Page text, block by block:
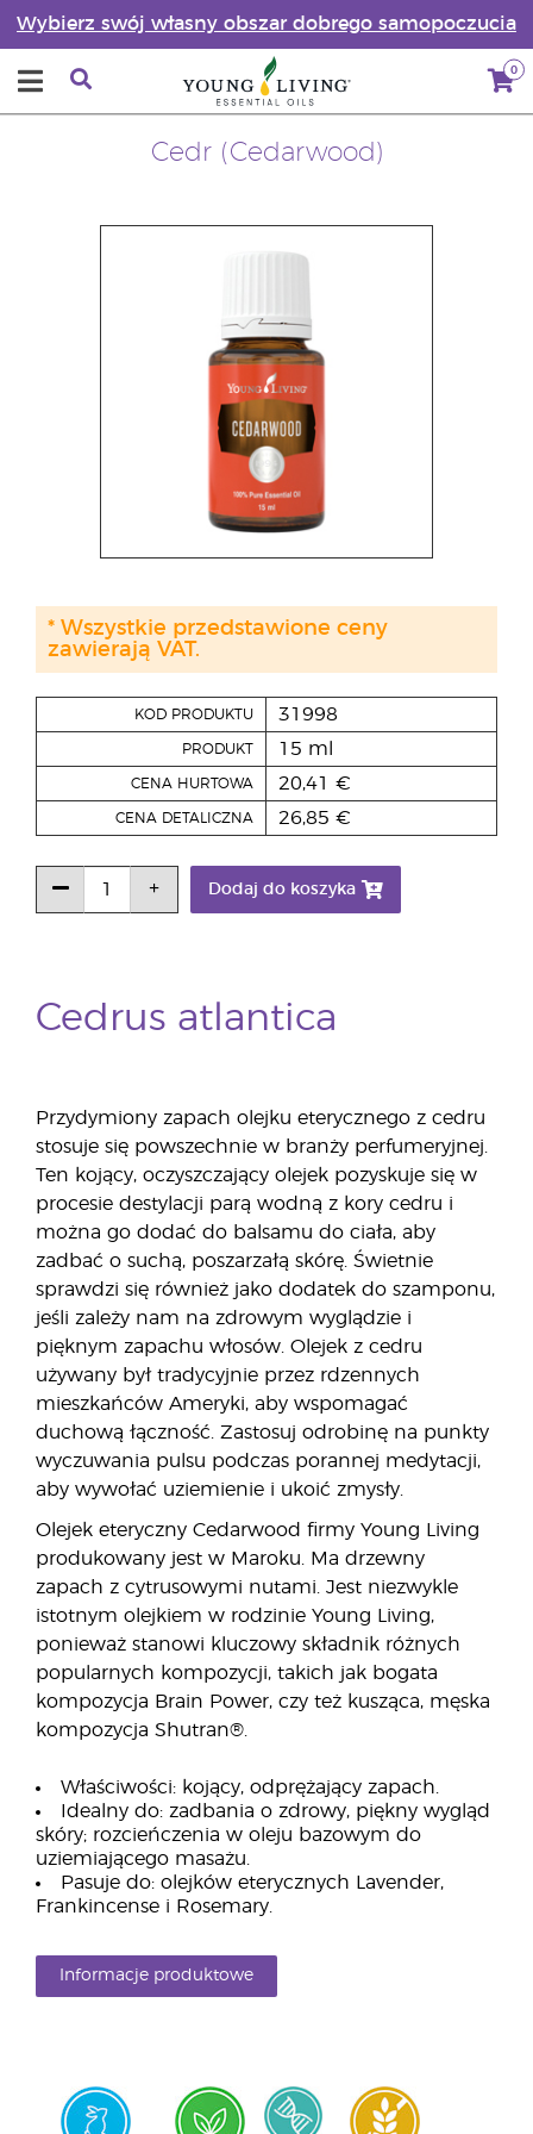
Wybierz swój własny obszar dobrego samopoczucia
0
Cedr (Cedarwood)
Cedrus atlantica
Przydymiony zapach olejku eterycznego z cedru
stosuje się powszechnie w branży perfumeryjnej.
Ten kojący, oczyszczający olejek pozyskuje się w
procesie destylacji parą wodną z kory cedru i
można go dodać do balsamu do ciała, aby
zadbać o suchą, poszarzałą skórę. Świetnie
sprawdzi się również jako dodatek do szamponu,
jeśli zależy nam na zdrowym wyglądzie i
pięknym zapachu włosów. Olejek z cedru
używany był tradycyjnie przez rdzennych
mieszkańców Ameryki, aby wspomagać
duchową łączność. Zastosuj odrobinę na punkty
wyczuwania pulsu podczas porannej medytacji,
aby wywołać uziemienie i ukoić zmysły.
Olejek eteryczny Cedarwood firmy Young Living
produkowany jest w Maroku. Ma drzewny
zapach z cytrusowymi nutami. Jest niezwykle
istotnym olejkiem w rodzinie Young Living,
ponieważ stanowi kluczowy składnik różnych
popularnych kompozycji, takich jak bogata
kompozycja Brain Power, czy też kusząca, męska
kompozycja Shutran®.
Właściwości: kojący, odprężający zapach.
Idealny do: zadbania o zdrowy, piękny wygląd
skóry; rozcieńczenia w oleju bazowym do
uziemiającego masażu.
Pasuje do: olejków eterycznych Lavender,
Frankincense i Rosemary.
Informacje produktowe
KOD PRODUKTU 31998
PRODUKT 15 ml
CENA HURTOWA 20,41 €
CENA DETALICZNA 26,85 €
Dodaj do koszyka
* Wszystkie przedstawione ceny
zawierają VAT.